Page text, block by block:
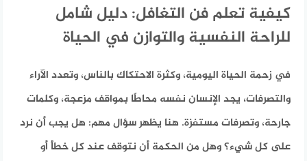
كيفية تعلم فن التغافل: دليل شامل
للراحة النفسية والتوازن في الحياة
في زحمة الحياة اليومية، وكثرة الاحتكاك بالناس، وتعدد الآراء
والتصرفات، يجد الإنسان نفسه محاطًا بمواقف مزعجة، وكلمات
جارحة، وتصرفات مستفزة. هنا يظهر سؤال مهم: هل يجب أن نرد
على كل شيء؟ وهل من الحكمة أن نتوقف عند كل خطأ أو